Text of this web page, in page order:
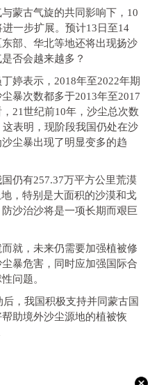
蒙古气旋的共同影响下，10
一步扩展。预计13日至14
部、华北等地还将出现扬沙
否会越来越多？
婷表示，2018年至2022年期
暴次数都多于2013年至2017
21世纪前10年，沙尘总次数
表明，现阶段我国仍处在沙
尘暴出现了明显变多的趋
仍有257.37万平方公里荒漠
，特别是大面积的沙漠和戈
沙治沙将是一项长期而艰巨
就，未来仍需要加强植被修
暴危害，同时应加强国际合
问题。
后，我国积极支持并同蒙古国
助境外沙尘源地的植被恢